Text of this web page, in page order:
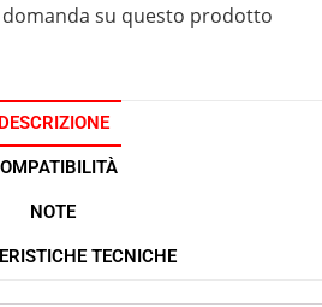
su questo prodotto
DESCRIZIONE
NOTE
TECNICHE